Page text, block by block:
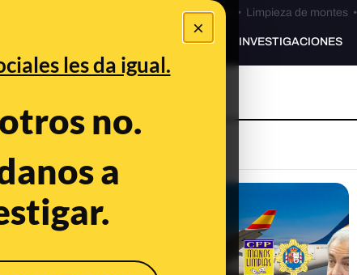
×
les da igual.
no.
a
Bulos Ceuta • Limpieza de montes•
PREBUNKING INVESTIGACIONES